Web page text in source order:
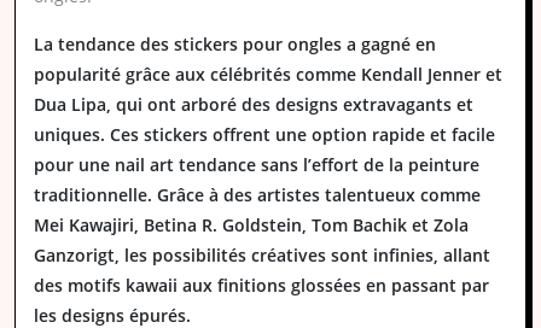
La tendance des stickers pour ongles a gagné en
popularité grâce aux célébrités comme Kendall Jenner et
Dua Lipa, qui ont arboré des designs extravagants et
uniques. Ces stickers offrent une option rapide et facile
pour une nail art tendance sans l’effort de la peinture
traditionnelle. Grâce à des artistes talentueux comme
Mei Kawajiri, Betina R. Goldstein, Tom Bachik et Zola
Ganzorigt, les possibilités créatives sont infinies, allant
des motifs kawaii aux finitions glossées en passant par
les designs épurés.